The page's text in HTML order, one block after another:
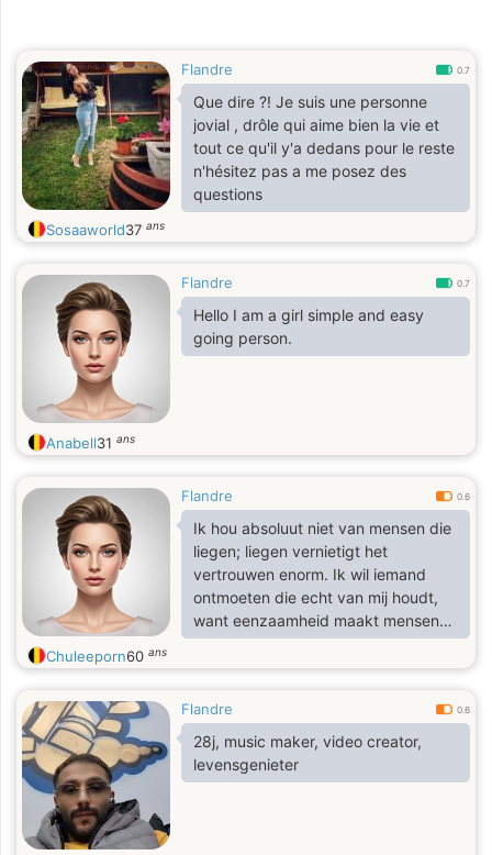
Flandre 0.7
Que dire ?! Je suis une personne
jovial , drôle qui aime bien la vie et
tout ce qu'il y'a dedans pour le reste
n'hésitez pas a me posez des
questions
Sosaaworld37 ans
Flandre 0.7
Hello I am a girl simple and easy
going person.
Anabell31 ans
Flandre 0.6
Ik hou absoluut niet van mensen die
liegen; liegen vernietigt het
vertrouwen enorm. Ik wil iemand
ontmoeten die echt van mij houdt,
want eenzaamheid maakt mensen
zoals ik leeg van binnen.
Chuleeporn60 ans
Flandre 0.6
28j, music maker, video creator,
levensgenieter